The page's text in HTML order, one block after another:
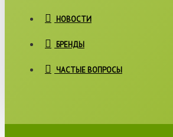
НОВОСТИ
БРЕНДЫ
ЧАСТЫЕ ВОПРОСЫ